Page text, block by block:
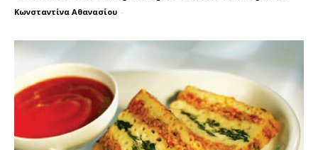
Κωνσταντίνα Αθανασίου -